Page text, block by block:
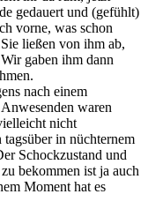
gedauert und (gefühlt)
vorne, was schon
ließen von ihm ab,
gaben ihm dann
nach einem
waren
nicht
in nüchternem
Schockzustand und
bekommen ist ja auch
Moment hat es